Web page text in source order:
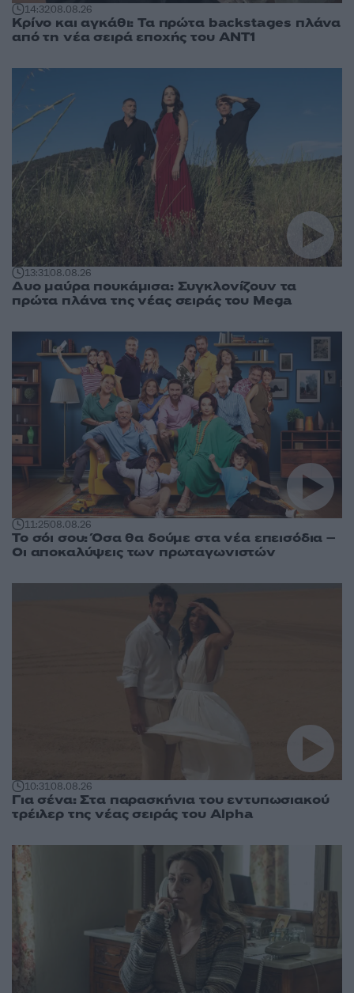
14:3208.08.26
Κρίνο και αγκάθι: Τα πρώτα backstages πλάνα
από τη νέα σειρά εποχής του ΑΝΤ1
13:3108.08.26
Δυο μαύρα πουκάμισα: Συγκλονίζουν τα
πρώτα πλάνα της νέας σειράς του Mega
11:2508.08.26
Το σόι σου: Όσα θα δούμε στα νέα επεισόδια –
Οι αποκαλύψεις των πρωταγωνιστών
10:3108.08.26
Για σένα: Στα παρασκήνια του εντυπωσιακού
τρέιλερ της νέας σειράς του Alpha